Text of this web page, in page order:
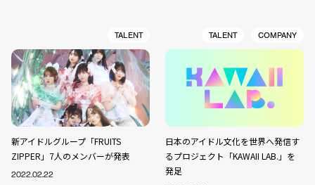
TALENT
新アイドルグループ「FRUITS
ZIPPER」7人のメンバーが発表
2022.02.22
TALENT COMPANY
日本のアイドル文化を世界へ発信す
るプロジェクト「KAWAII LAB.」を
発足